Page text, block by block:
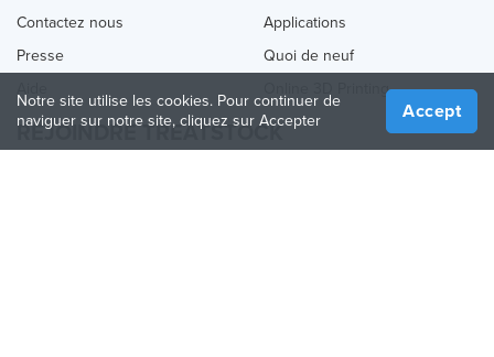
Contactez nous
Presse
Applications
Quoi de neuf
Online 3D Printing
REJOINDRE TREATSTOCK
Notre site utilise les cookies. Pour continuer de
naviguer sur notre site, cliquez sur Accepter
Accept